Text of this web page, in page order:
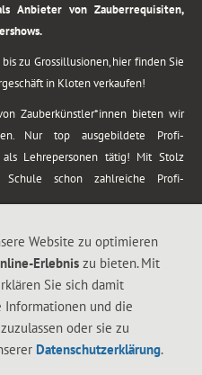
Anbieter von Zauberrequisiten,
zu Grossillusionen, hier finden Sie
in Kloten verkaufen!
Zauberkünstler*innen bieten wir
Nur top ausgebildete Profi-
Lehrepersonen tätig! Mit Stolz
schon zahlreiche Profi-
Lassen Sie sich faszinieren von
mit sprachlichen Sequenzen,
wie Kaninchen, Vasen, Seilen,
Website zu optimieren
Erlebnis zu bieten. Mit
Sie sich damit
Informationen und die
oder sie zu
Datenschutzerklärung.